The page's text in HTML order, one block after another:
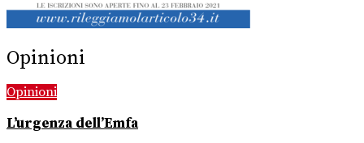
Opinioni
Opinioni
L’urgenza dell’Emfa